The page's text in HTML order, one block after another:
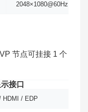
2048×1080@60Hz
节点可挂接 1 个
接口
HDMI / EDP